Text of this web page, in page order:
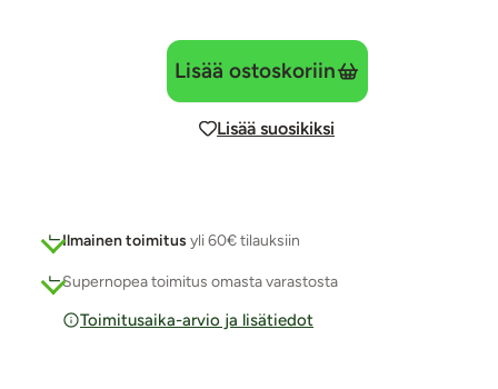
Lisää ostoskoriin
Lisää suosikiksi
Ilmainen toimitus yli 60€ tilauksiin
Supernopea toimitus omasta varastosta
Toimitusaika-arvio ja lisätiedot